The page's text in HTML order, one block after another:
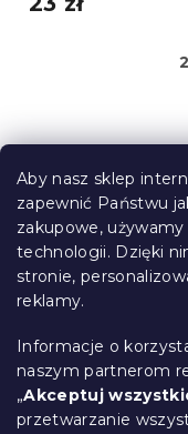
Aby nasz sklep
zapewnić Państwu
zakupowe,
technologii. Dzięki
stronie,
reklamy.
Informacje o
naszym partnerom
„Akceptuj
przetwarzanie
S
Informacje
Śledzenie
Opcje dostawy
Metody płatności
Reklamacje i
Kontakt
Regulamin
Ochrona danych